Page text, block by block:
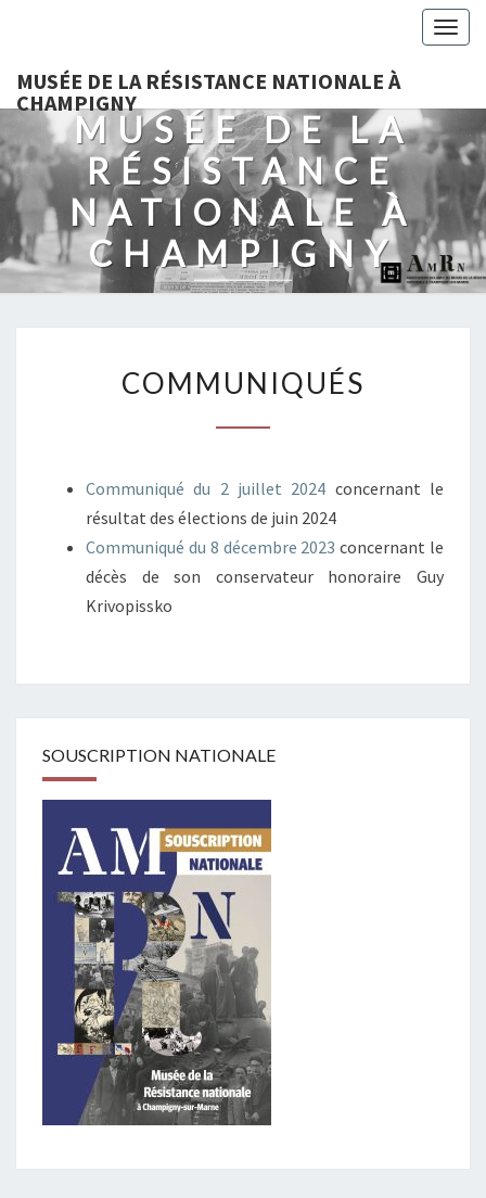
MUSÉE DE LA RÉSISTANCE NATIONALE À
CHAMPIGNY
MUSÉE DE LA
RÉSISTANCE
NATIONALE À
CHAMPIGNY
COMMUNIQUÉS
Communiqué du 2 juillet 2024 concernant le
résultat des élections de juin 2024
Communiqué du 8 décembre 2023 concernant le
décès de son conservateur honoraire Guy
Krivopissko
SOUSCRIPTION NATIONALE